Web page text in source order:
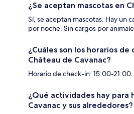
¿Se aceptan mascotas en
Sí, se aceptan mascotas. Hay un
por noche. Sin cargos por
¿Cuáles son los horarios
Château de Cavanac?
Horario de check-in: 15:00-
¿Qué actividades hay para
Cavanac y sus alrededores?